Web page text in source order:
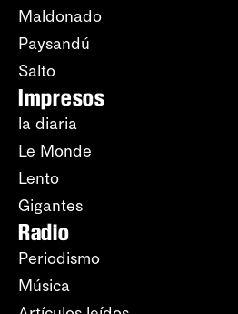
Maldonado
Paysandú
Salto
Impresos
la diaria
Le Monde
Lento
Gigantes
Radio
Periodismo
Música